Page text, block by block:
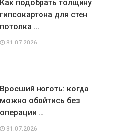
Как подобрать толщину
гипсокартона для стен
потолка …
31.07.2026
Вросший ноготь: когда
можно обойтись без
операции …
31.07.2026